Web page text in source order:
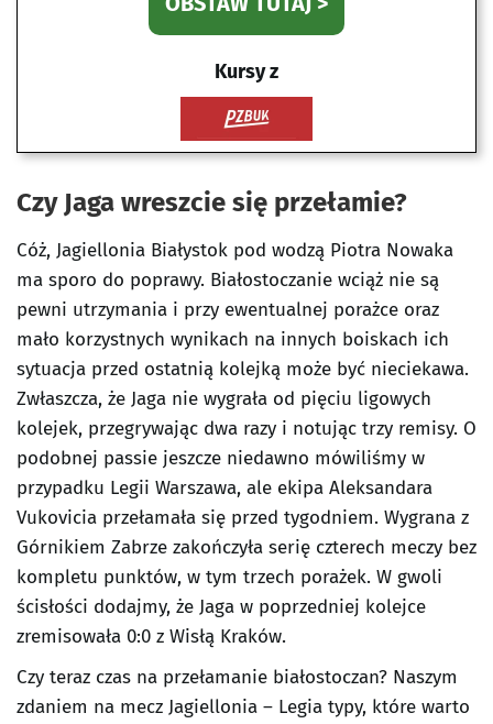
Kursy z
Czy Jaga wreszcie się przełamie?
Cóż, Jagiellonia Białystok pod wodzą Piotra Nowaka
ma sporo do poprawy. Białostoczanie wciąż nie są
pewni utrzymania i przy ewentualnej porażce oraz
mało korzystnych wynikach na innych boiskach ich
sytuacja przed ostatnią kolejką może być nieciekawa.
Zwłaszcza, że Jaga nie wygrała od pięciu ligowych
kolejek, przegrywając dwa razy i notując trzy remisy. O
podobnej passie jeszcze niedawno mówiliśmy w
przypadku Legii Warszawa, ale ekipa Aleksandara
Vukovicia przełamała się przed tygodniem. Wygrana z
Górnikiem Zabrze zakończyła serię czterech meczy bez
kompletu punktów, w tym trzech porażek. W gwoli
ścisłości dodajmy, że Jaga w poprzedniej kolejce
zremisowała 0:0 z Wisłą Kraków.
Czy teraz czas na przełamanie białostoczan? Naszym
zdaniem na mecz Jagiellonia – Legia typy, które warto